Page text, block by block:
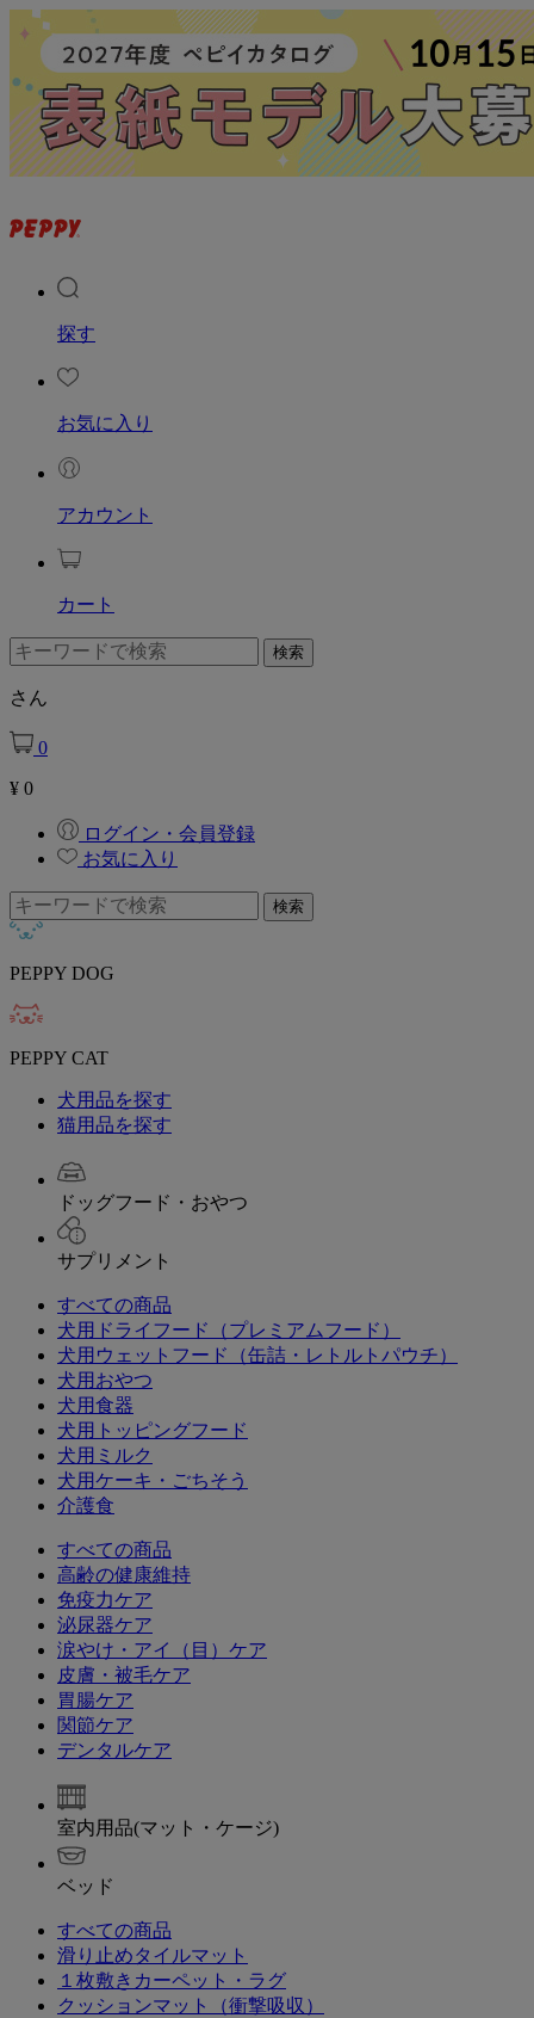
探す
お気に入り
アカウント
カート
さん
0
¥ 0
ログイン・会員登録
お気に入り
PEPPY DOG
PEPPY CAT
犬用品を探す
猫用品を探す
ドッグフード・おやつ
サプリメント
すべての商品
犬用ドライフード（プレミアムフード）
犬用ウェットフード（缶詰・レトルトパウチ）
犬用おやつ
犬用食器
犬用トッピングフード
犬用ミルク
犬用ケーキ・ごちそう
介護食
すべての商品
高齢の健康維持
免疫力ケア
泌尿器ケア
涙やけ・アイ（目）ケア
皮膚・被毛ケア
胃腸ケア
関節ケア
デンタルケア
室内用品(マット・ケージ)
ベッド
すべての商品
滑り止めタイルマット
１枚敷きカーペット・ラグ
クッションマット（衝撃吸収）